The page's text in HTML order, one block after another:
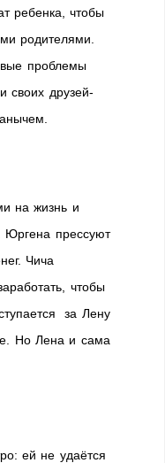
ребенка, чтобы
родителями.
проблемы
своих друзей-
на жизнь и
Юргена прессуют
Чича
чтобы
за Лену
Но Лена и сама
ей не удаётся